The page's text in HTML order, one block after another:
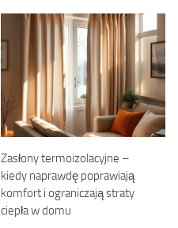
Zasłony termoizolacyjne –
kiedy naprawdę poprawiają
komfort i ograniczają straty
ciepła w domu